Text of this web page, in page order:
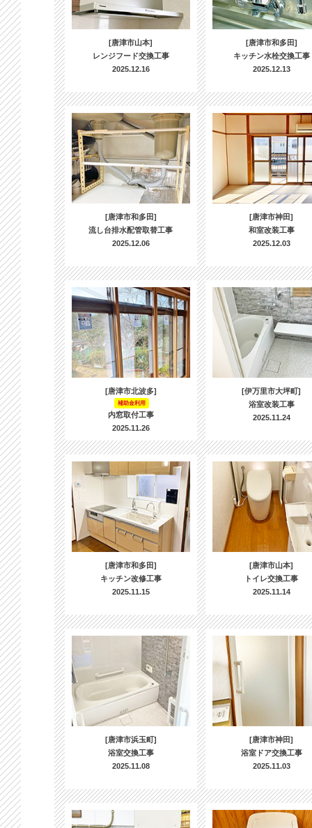
[唐津市山本]
レンジフード交換工事
2025.12.16
[唐津市和多田]
キッチン水栓交換工事
2025.12.13
[唐津市和多田]
流し台排水配管取替工事
2025.12.06
[唐津市神田]
和室改装工事
2025.12.03
[唐津市北波多]
補助金利用
内窓取付工事
2025.11.26
[伊万里市大坪町]
浴室改装工事
2025.11.24
[唐津市和多田]
キッチン改修工事
2025.11.15
[唐津市山本]
トイレ交換工事
2025.11.14
[唐津市浜玉町]
浴室交換工事
2025.11.08
[唐津市神田]
浴室ドア交換工事
2025.11.03